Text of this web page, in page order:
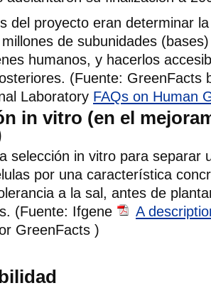
del proyecto eran determinar
de subunidades
humanos, y hacerlos
(Fuente: GreenFacts
Laboratory FAQs on Human
in vitro (en el
selección in vitro para separar
por una característica
a la sal, antes de
(Fuente: Ifgene
A
GreenFacts )